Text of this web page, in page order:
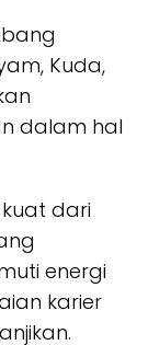
Kuda,
dalam hal
dari
energi
karier